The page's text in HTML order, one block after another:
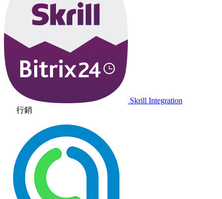
Skrill Integration
行銷